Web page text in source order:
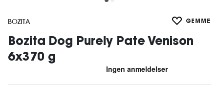
BOZITA GEMME
Bozita Dog Purely Pate Venison
6x370 g